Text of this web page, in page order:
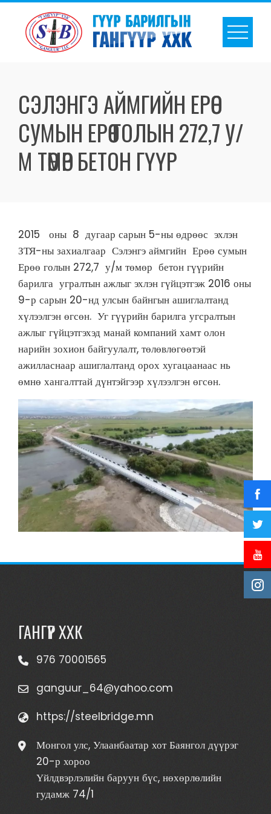
СЭЛЭНГЭ АЙМГИЙН ЕРӨӨ
СУМЫН ЕРӨӨ ГОЛЫН 272,7 У/
М ТӨМӨР БЕТОН ГҮҮР
2015 оны 8 дугаар сарын 5-ны өдрөөс эхлэн
ЗТЯ-ны захиалгаар Сэлэнгэ аймгийн Ерөө сумын
Ерөө голын 272,7 у/м төмөр бетон гүүрийн
барилга угралтын ажлыг эхлэн гүйцэтгэж 2016 оны
9-р сарын 20-нд улсын байнгын ашиглалтанд
хүлээлгэн өгсөн. Уг гүүрийн барилга угсралтын
ажлыг гүйцэтгэхэд манай компаний хамт олон
нарийн зохион байгуулалт, төлөвлөгөөтэй
ажилласнаар ашиглалтанд орох хугацаанаас нь
өмнө хангалттай дүнтэйгээр хүлээлгэн өгсөн.
ГАНГҮҮР ХХК
976 70001565
ganguur_64@yahoo.com
https://steelbridge.mn
Монгол улс, Улаанбаатар хот Баянгол дүүрэг
20-р хороо
Үйлдвэрлэлийн баруун бүс, нөхөрлөлийн
гудамж 74/1